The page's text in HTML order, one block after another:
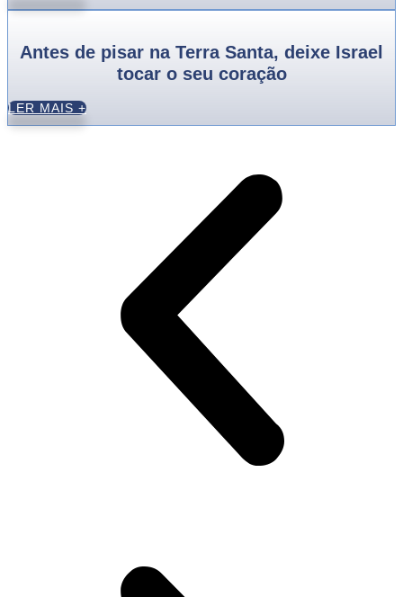
Antes de pisar na Terra Santa, deixe Israel
tocar o seu coração
LER MAIS +